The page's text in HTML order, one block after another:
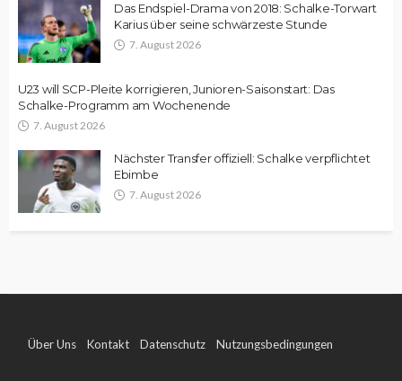
Das Endspiel-Drama von 2018: Schalke-Torwart
Karius über seine schwärzeste Stunde
7. August 2026
U23 will SCP-Pleite korrigieren, Junioren-Saisonstart: Das
Schalke-Programm am Wochenende
7. August 2026
Nächster Transfer offiziell: Schalke verpflichtet
Ebimbe
7. August 2026
Über Uns Kontakt Datenschutz Nutzungsbedingungen